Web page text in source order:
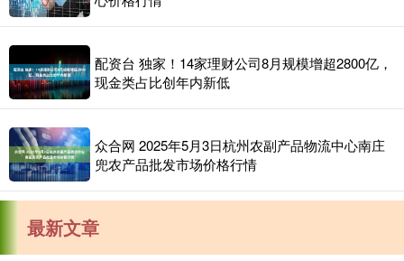
配资台 独家！14家理财公司8月规模增超2800亿，
现金类占比创年内新低
众合网 2025年5月3日杭州农副产品物流中心南庄
兜农产品批发市场价格行情
最新文章